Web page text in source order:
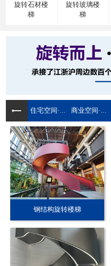
旋转石材楼
梯
旋转玻璃楼
梯
住宅空间·... 商业空间·...
钢结构旋转楼梯